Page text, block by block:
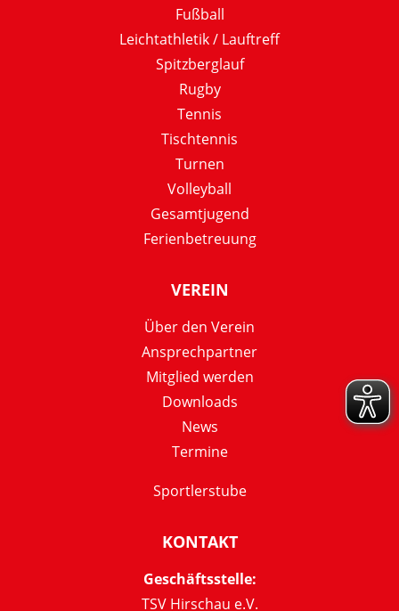
Fußball
Leichtathletik / Lauftreff
Spitzberglauf
Rugby
Tennis
Tischtennis
Turnen
Volleyball
Gesamtjugend
Ferienbetreuung
VEREIN
Über den Verein
Ansprechpartner
Mitglied werden
Downloads
News
Termine
Sportlerstube
KONTAKT
Geschäftsstelle:
TSV Hirschau e.V.